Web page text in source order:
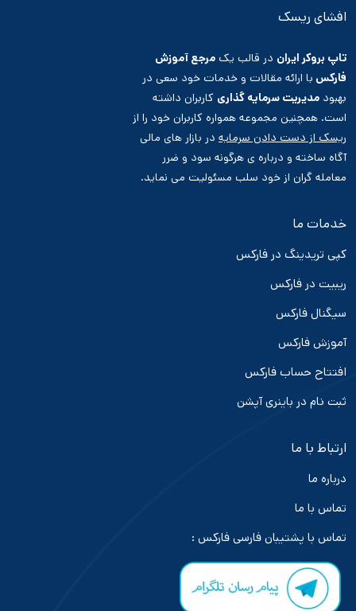
افشای ریسک
تاپ بروکر ایران در قالب یک مرجع آموزش
فارکس با ارائه مقالات و خدمات خود سعی در
بهبود مدیریت سرمایه گذاری کاربران داشته
است. همچنین مجموعه همواره کاربران خود را از
ریسک از دست دادن سرمایه در بازار های مالی
آگاه ساخته و درباره ی هرگونه سود و ضرر
معامله گران از خود سلب مسئولیت می نماید.
خدمات ما
کپی تریدینگ در فارکس
ریبیت در فارکس
سیگنال فارکس
آموزش فارکس
افتتاح حساب فارکس
ثبت نام در باینری آپشن
ارتباط با ما
درباره ما
تماس با ما
تماس با پشتیبان فارسی فارکس :